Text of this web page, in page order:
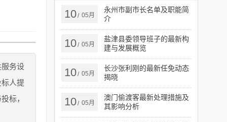
务设
人提
标，
10/ 05月
永州市副市长名单及职能简
介
10/ 05月
盐津县委领导班子的最新构
建与发展概览
10/ 05月
长沙张利刚的最新任免动态
揭晓
10/ 05月
澳门偷渡客最新处理措施及
其影响分析